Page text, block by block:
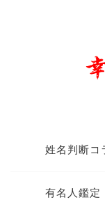
姓名判断コ
有名人鑑定